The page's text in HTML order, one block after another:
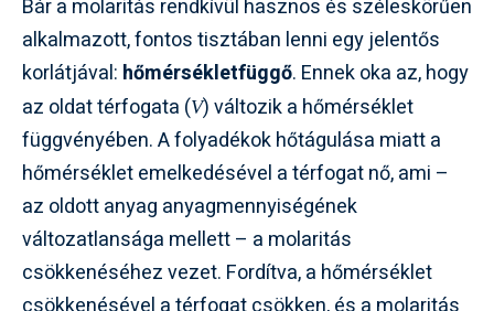
Bár a molaritás rendkívül hasznos és széleskörűen
alkalmazott, fontos tisztában lenni egy jelentős
korlátjával: hőmérsékletfüggő. Ennek oka az, hogy
az oldat térfogata (V) változik a hőmérséklet
függvényében. A folyadékok hőtágulása miatt a
hőmérséklet emelkedésével a térfogat nő, ami –
az oldott anyag anyagmennyiségének
változatlansága mellett – a molaritás
csökkenéséhez vezet. Fordítva, a hőmérséklet